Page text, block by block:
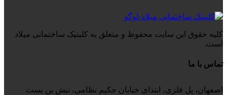
کلیه حقوق این سایت محفوظ و متعلق به کلینیک ساختمانی میلاد
است.
تماس با ما
اصفهان، پل فلزی، ابتدای خیابان حکیم نظامی، نبش بن بست